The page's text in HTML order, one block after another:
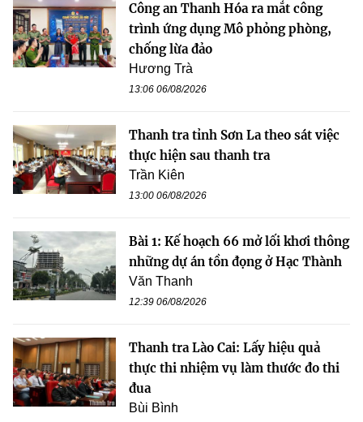
Công an Thanh Hóa ra mắt công
trình ứng dụng Mô phỏng phòng,
chống lừa đảo
Hương Trà
13:06 06/08/2026
Thanh tra tỉnh Sơn La theo sát việc
thực hiện sau thanh tra
Trần Kiên
13:00 06/08/2026
Bài 1: Kế hoạch 66 mở lối khơi thông
những dự án tồn đọng ở Hạc Thành
Văn Thanh
12:39 06/08/2026
Thanh tra Lào Cai: Lấy hiệu quả
thực thi nhiệm vụ làm thước đo thi
đua
Bùi Bình